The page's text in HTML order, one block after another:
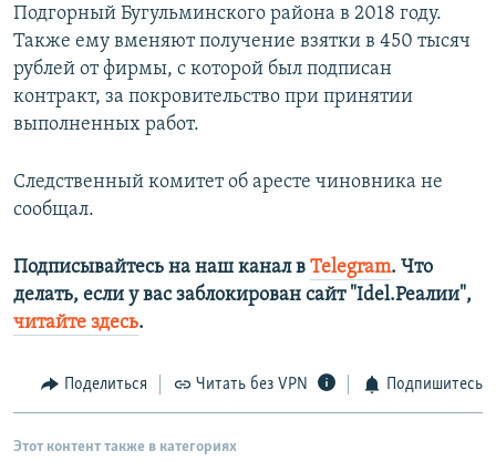
Подгорный Бугульминского района в 2018 году.
Также ему вменяют получение взятки в 450 тысяч
рублей от фирмы, с которой был подписан
контракт, за покровительство при принятии
выполненных работ.
Следственный комитет об аресте чиновника не
сообщал.
Подписывайтесь на наш канал в Telegram. Что
делать, если у вас заблокирован сайт "Idel.Реалии",
читайте здесь.
Поделиться Читать без VPN Подпишитесь
Этот контент также в категориях